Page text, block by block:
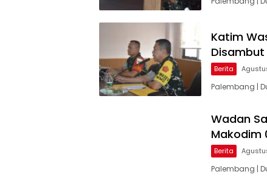
Katim
Berita
Palembang |
Wadan
Makodim
Berita
Palembang |